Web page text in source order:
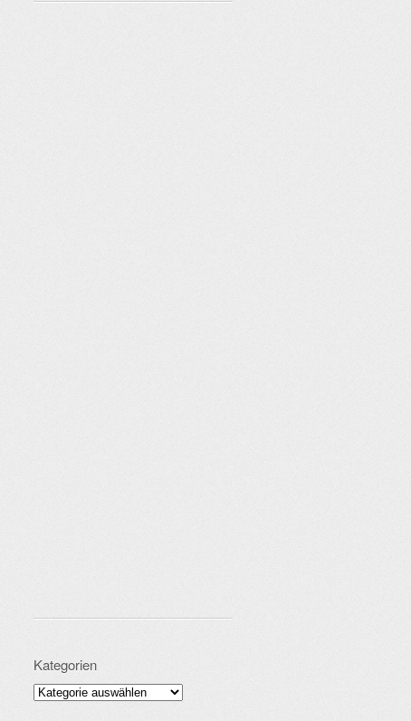
Kategorien
Kategorien